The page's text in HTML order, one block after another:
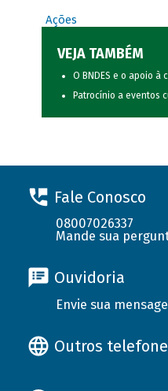
Ações
VEJA TAMBÉM
O BNDES e o apoio à
Patrocínio a eventos
Fale Conosco
08007026337
Mande sua
Ouvidoria
Envie sua
Outros